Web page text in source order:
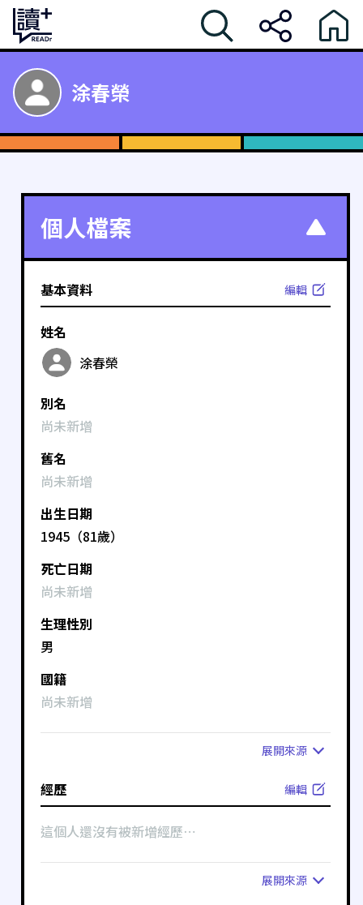
涂春榮
個人檔案
基本資料 編輯
姓名
涂春榮
別名
尚未新增
舊名
尚未新增
出生日期
1945（81歲）
死亡日期
尚未新增
生理性別
男
國籍
尚未新增
展開來源
經歷 編輯
這個人還沒有被新增經歷⋯
展開來源